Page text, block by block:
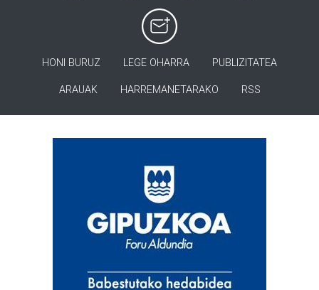
HONI BURUZ LEGE OHARRA PUBLIZITATEA
ARAUAK HARREMANETARAKO RSS